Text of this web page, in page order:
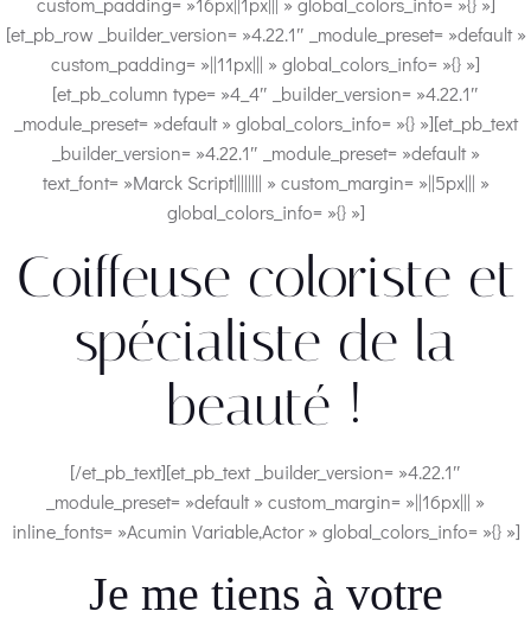
[et_pb_row _builder_version= »4.22.1″ _module_preset= »default »
custom_padding= »||11px||| » global_colors_info= »{} »]
[et_pb_column type= »4_4″ _builder_version= »4.22.1″
_module_preset= »default » global_colors_info= »{} »][et_pb_text
_builder_version= »4.22.1″ _module_preset= »default »
text_font= »Marck Script|||||||| » custom_margin= »||5px||| »
global_colors_info= »{} »]
Coiffeuse coloriste et
spécialiste de la
beauté !
[/et_pb_text][et_pb_text _builder_version= »4.22.1″
_module_preset= »default » custom_margin= »||16px||| »
inline_fonts= »Acumin Variable,Actor » global_colors_info= »{} »]
Je me tiens à votre